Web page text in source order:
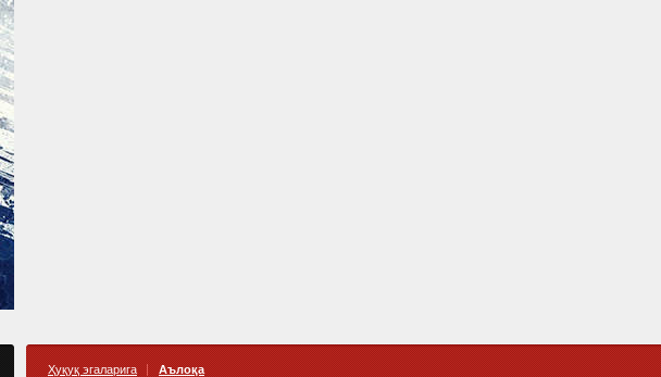
Ҳуқуқ эгаларига Аълоқа